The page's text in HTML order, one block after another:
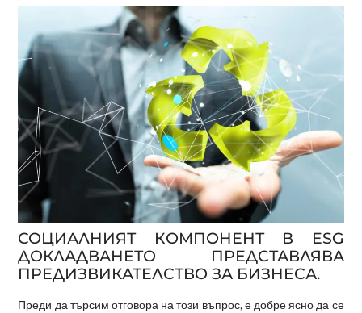
СОЦИАЛНИЯТ КОМПОНЕНТ В ESG
ДОКЛАДВАНЕТО ПРЕДСТАВЛЯВА
ПРЕДИЗВИКАТЕЛСТВО ЗА БИЗНЕСА.
Преди да търсим отговора на този въпрос, е добре ясно да се